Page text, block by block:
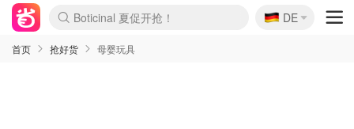
Boticinal 夏促开抢！
4折！lulu周四疯狂上新
还没结束！&OtherStories大促
Joybuy变相75折 随时失效
速领！Stanley独家85折
疑似霸哥！Camper额外叠85折
Zalando 奥莱闪促！每日更新
Moncler反季囤！5折起+叠9折
Coach Brooklyn仅€192
🇩🇪
DE
首页 抢好货 母婴玩具